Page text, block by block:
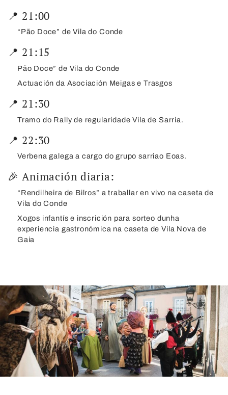
📍 21:00
“Pão Doce” de Vila do Conde
📍 21:15
Pão Doce” de Vila do Conde
Actuación da Asociación Meigas e Trasgos
📍 21:30
Tramo do Rally de regularidade Vila de Sarria.
📍 22:30
Verbena galega a cargo do grupo sarriao Eoas.
🎉 Animación diaria:
“Rendilheira de Bilros” a traballar en vivo na caseta de
Vila do Conde
Xogos infantís e inscrición para sorteo dunha
experiencia gastronómica na caseta de Vila Nova de
Gaia